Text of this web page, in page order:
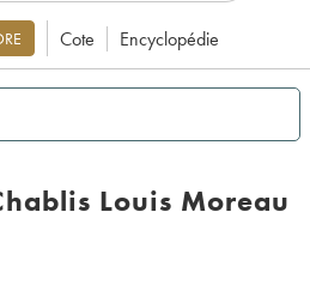
Cote Encyclopédie
Louis Moreau